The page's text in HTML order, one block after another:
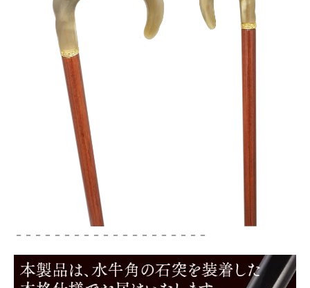
－－－－－－－－－－－－－－－－－－－－